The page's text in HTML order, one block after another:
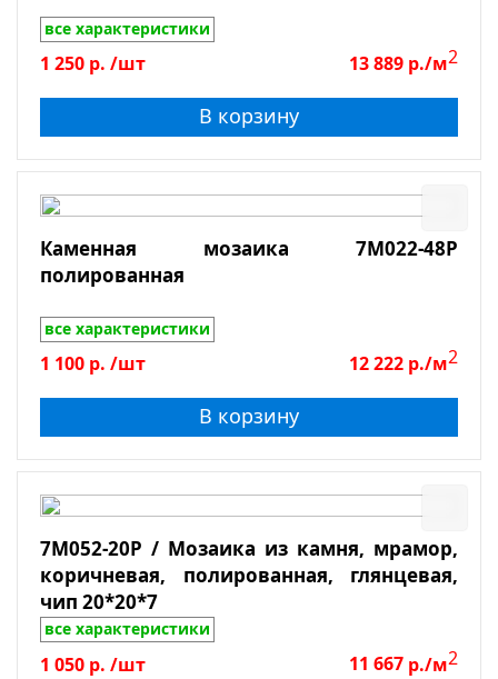
все характеристики
1 250 р. /шт 13 889 р./м2
В корзину
Каменная мозаика 7M022-48P
полированная
все характеристики
1 100 р. /шт 12 222 р./м2
В корзину
7M052-20P / Мозаика из камня, мрамор,
коричневая, полированная, глянцевая,
чип 20*20*7
все характеристики
1 050 р. /шт 11 667 р./м2